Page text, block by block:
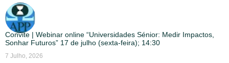
Convite | Webinar online “Universidades Sénior: Medir Impactos,
Sonhar Futuros” 17 de julho (sexta-feira); 14:30
7 Julho, 2026